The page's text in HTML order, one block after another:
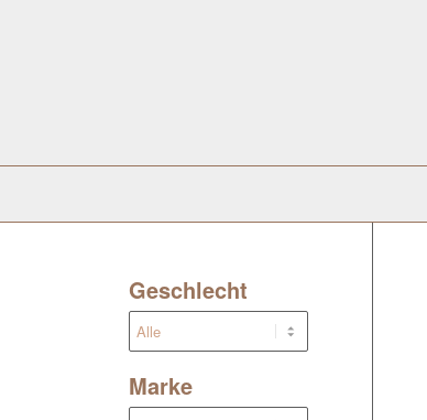
Geschlecht
Marke